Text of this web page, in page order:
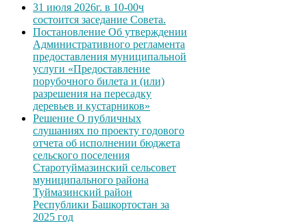
31 июля 2026г. в 10-00ч
состоится заседание Совета.
Постановление Об утверждении
Административного регламента
предоставления муниципальной
услуги «Предоставление
порубочного билета и (или)
разрешения на пересадку
деревьев и кустарников»
Решение О публичных
слушаниях по проекту годового
отчета об исполнении бюджета
сельского поселения
Старотуймазинский сельсовет
муниципального района
Туймазинский район
Республики Башкортостан за
2025 год